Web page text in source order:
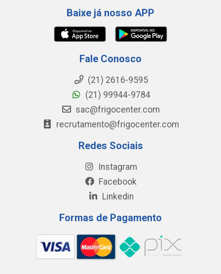
Baixe já nosso APP
Fale Conosco
(21) 2616-9595
(21) 99944-9784
sac@frigocenter.com
recrutamento@frigocenter.com
Redes Sociais
Instagram
Facebook
Linkedin
Formas de Pagamento